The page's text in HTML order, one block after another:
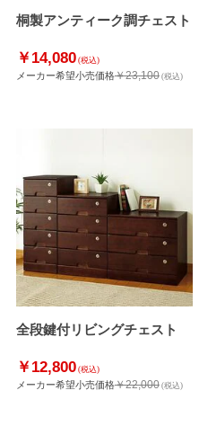
桐製アンティーク調チェスト
￥14,080 (税込)
メーカー希望小売価格￥23,100 (税込)
全段鍵付リビングチェスト
￥12,800 (税込)
メーカー希望小売価格￥22,000 (税込)